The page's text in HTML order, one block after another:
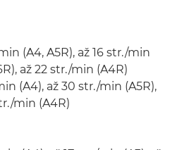
(A4, A5R), až 16 str./min
až 22 str./min (A4R)
(A4), až 30 str./min (A5R),
min (A4R)